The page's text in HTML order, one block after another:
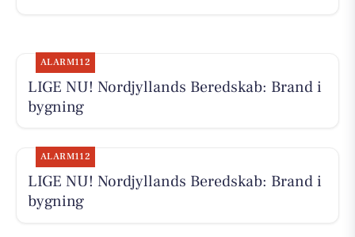
ALARM112
LIGE NU! Nordjyllands Beredskab: Brand i
bygning
ALARM112
LIGE NU! Nordjyllands Beredskab: Brand i
bygning